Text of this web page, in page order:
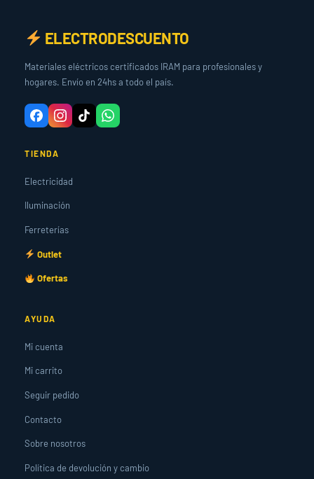
ELECTRODESCUENTO
Materiales eléctricos certificados IRAM para profesionales y
hogares. Envío en 24hs a todo el país.
TIENDA
Electricidad
Iluminación
Ferreterías
Outlet
Ofertas
AYUDA
Mi cuenta
Mi carrito
Seguir pedido
Contacto
Sobre nosotros
Política de devolución y cambio